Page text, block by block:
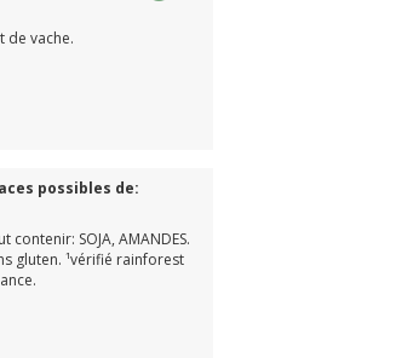
de vache.
possibles de:
contenir: SOJA, AMANDES.
gluten. ¹vérifié rainforest